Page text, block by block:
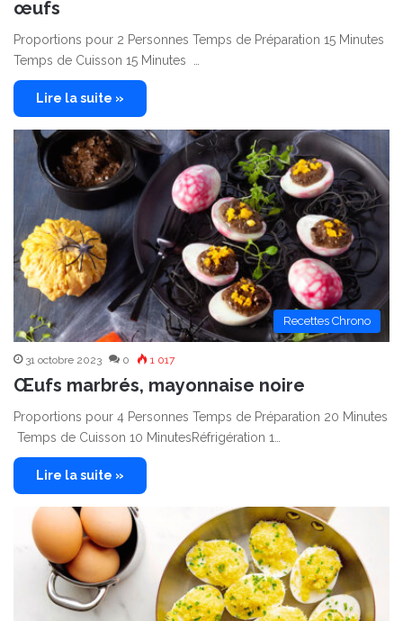
œufs
Proportions pour 2 Personnes Temps de Préparation 15 Minutes
Temps de Cuisson 15 Minutes …
Lire la suite »
Recettes Chrono
31 octobre 2023 0 1 017
Œufs marbrés, mayonnaise noire
Proportions pour 4 Personnes Temps de Préparation 20 Minutes
Temps de Cuisson 10 MinutesRéfrigération 1…
Lire la suite »